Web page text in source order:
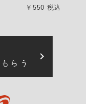
￥550 税込
らう